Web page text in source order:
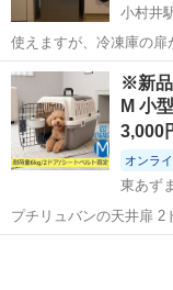
小村井
使えますが、冷凍庫の扉
東京 墨田区 小
※新
M 小
3,000
オンラ
東あず
プチリュバンの天井扉 2
確認するために開封を